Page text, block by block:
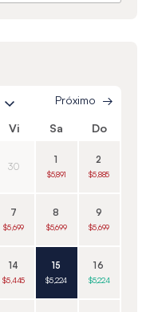
Próximo
Vi Sa Do
30
1
$5,891
2
$5,885
7
$5,699
8
$5,699
9
$5,699
14
$5,445
15
$5,224
16
$5,224